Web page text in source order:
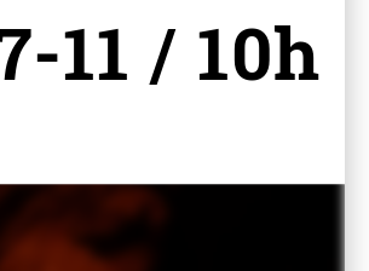
11 / 10h